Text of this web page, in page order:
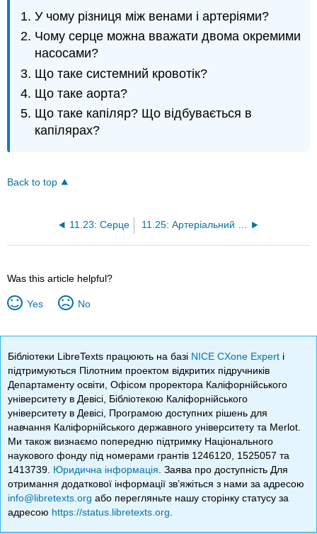
У чому різниця між венами і артеріями?
Чому серце можна вважати двома окремими
насосами?
Що таке системний кровотік?
Що таке аорта?
Що таке капіляр? Що відбувається в
капілярах?
Back to top
11.23: Серце 11.25: Артеріальний тиск
Was this article helpful?
Yes No
Бібліотеки LibreTexts працюють на базі NICE CXone Expert і
підтримуються Пілотним проектом відкритих підручників
Департаменту освіти, Офісом проректора Каліфорнійського
університету в Девісі, Бібліотекою Каліфорнійського
університету в Девісі, Програмою доступних рішень для
навчання Каліфорнійського державного університету та Merlot.
Ми також визнаємо попередню підтримку Національного
наукового фонду під номерами грантів 1246120, 1525057 та
1413739. Юридична інформація . Заява про доступність Для
отримання додаткової інформації зв’яжіться з нами за адресою
info@libretexts.org або перегляньте нашу сторінку статусу за
адресою https://status.libretexts.org